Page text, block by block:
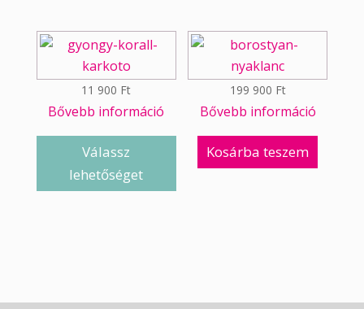
11 900 Ft
Bővebb információ
Válassz
lehetőséget
199 900 Ft
Bővebb információ
Kosárba teszem